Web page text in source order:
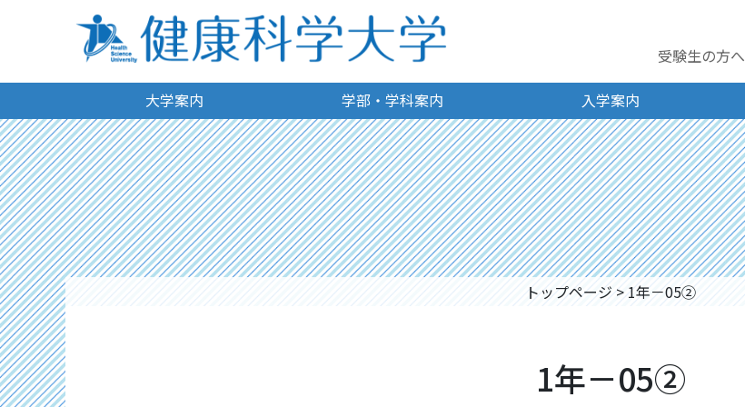
受験生の方へ
大学案内 学部・学科案内 入学案内
トップページ > 1年－05②
1年－05②